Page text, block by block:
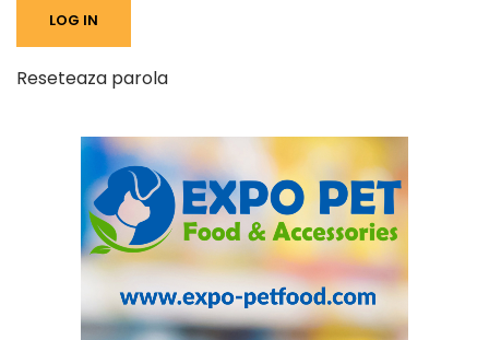
Reseteaza parola